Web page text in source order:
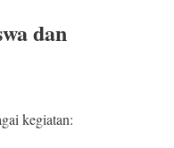
dan
kegiatan: